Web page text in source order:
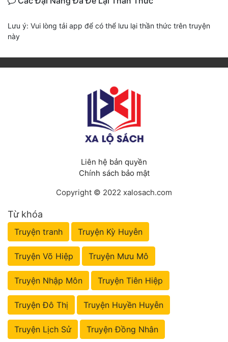
Lưu ý: Vui lòng tải app để có thể lưu lại thần thức trên truyện
này
Liên hệ bản quyền
Chính sách bảo mật
Copyright © 2022 xalosach.com
Từ khóa
Truyện tranh Truyện Kỳ Huyễn
Truyện Võ Hiệp Truyện Mưu Mô
Truyện Nhập Môn Truyện Tiên Hiệp
Truyện Đô Thị Truyện Huyền Huyễn
Truyện Lịch Sử Truyện Đồng Nhân